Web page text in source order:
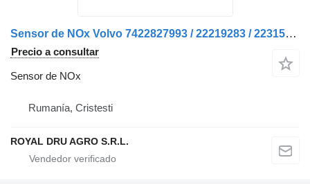
Sensor de NOx Volvo 7422827993 / 22219283 / 22315990 / 22827993 / 2 para camión
Precio a consultar
Sensor de NOx
Rumanía, Cristesti
ROYAL DRU AGRO S.R.L.